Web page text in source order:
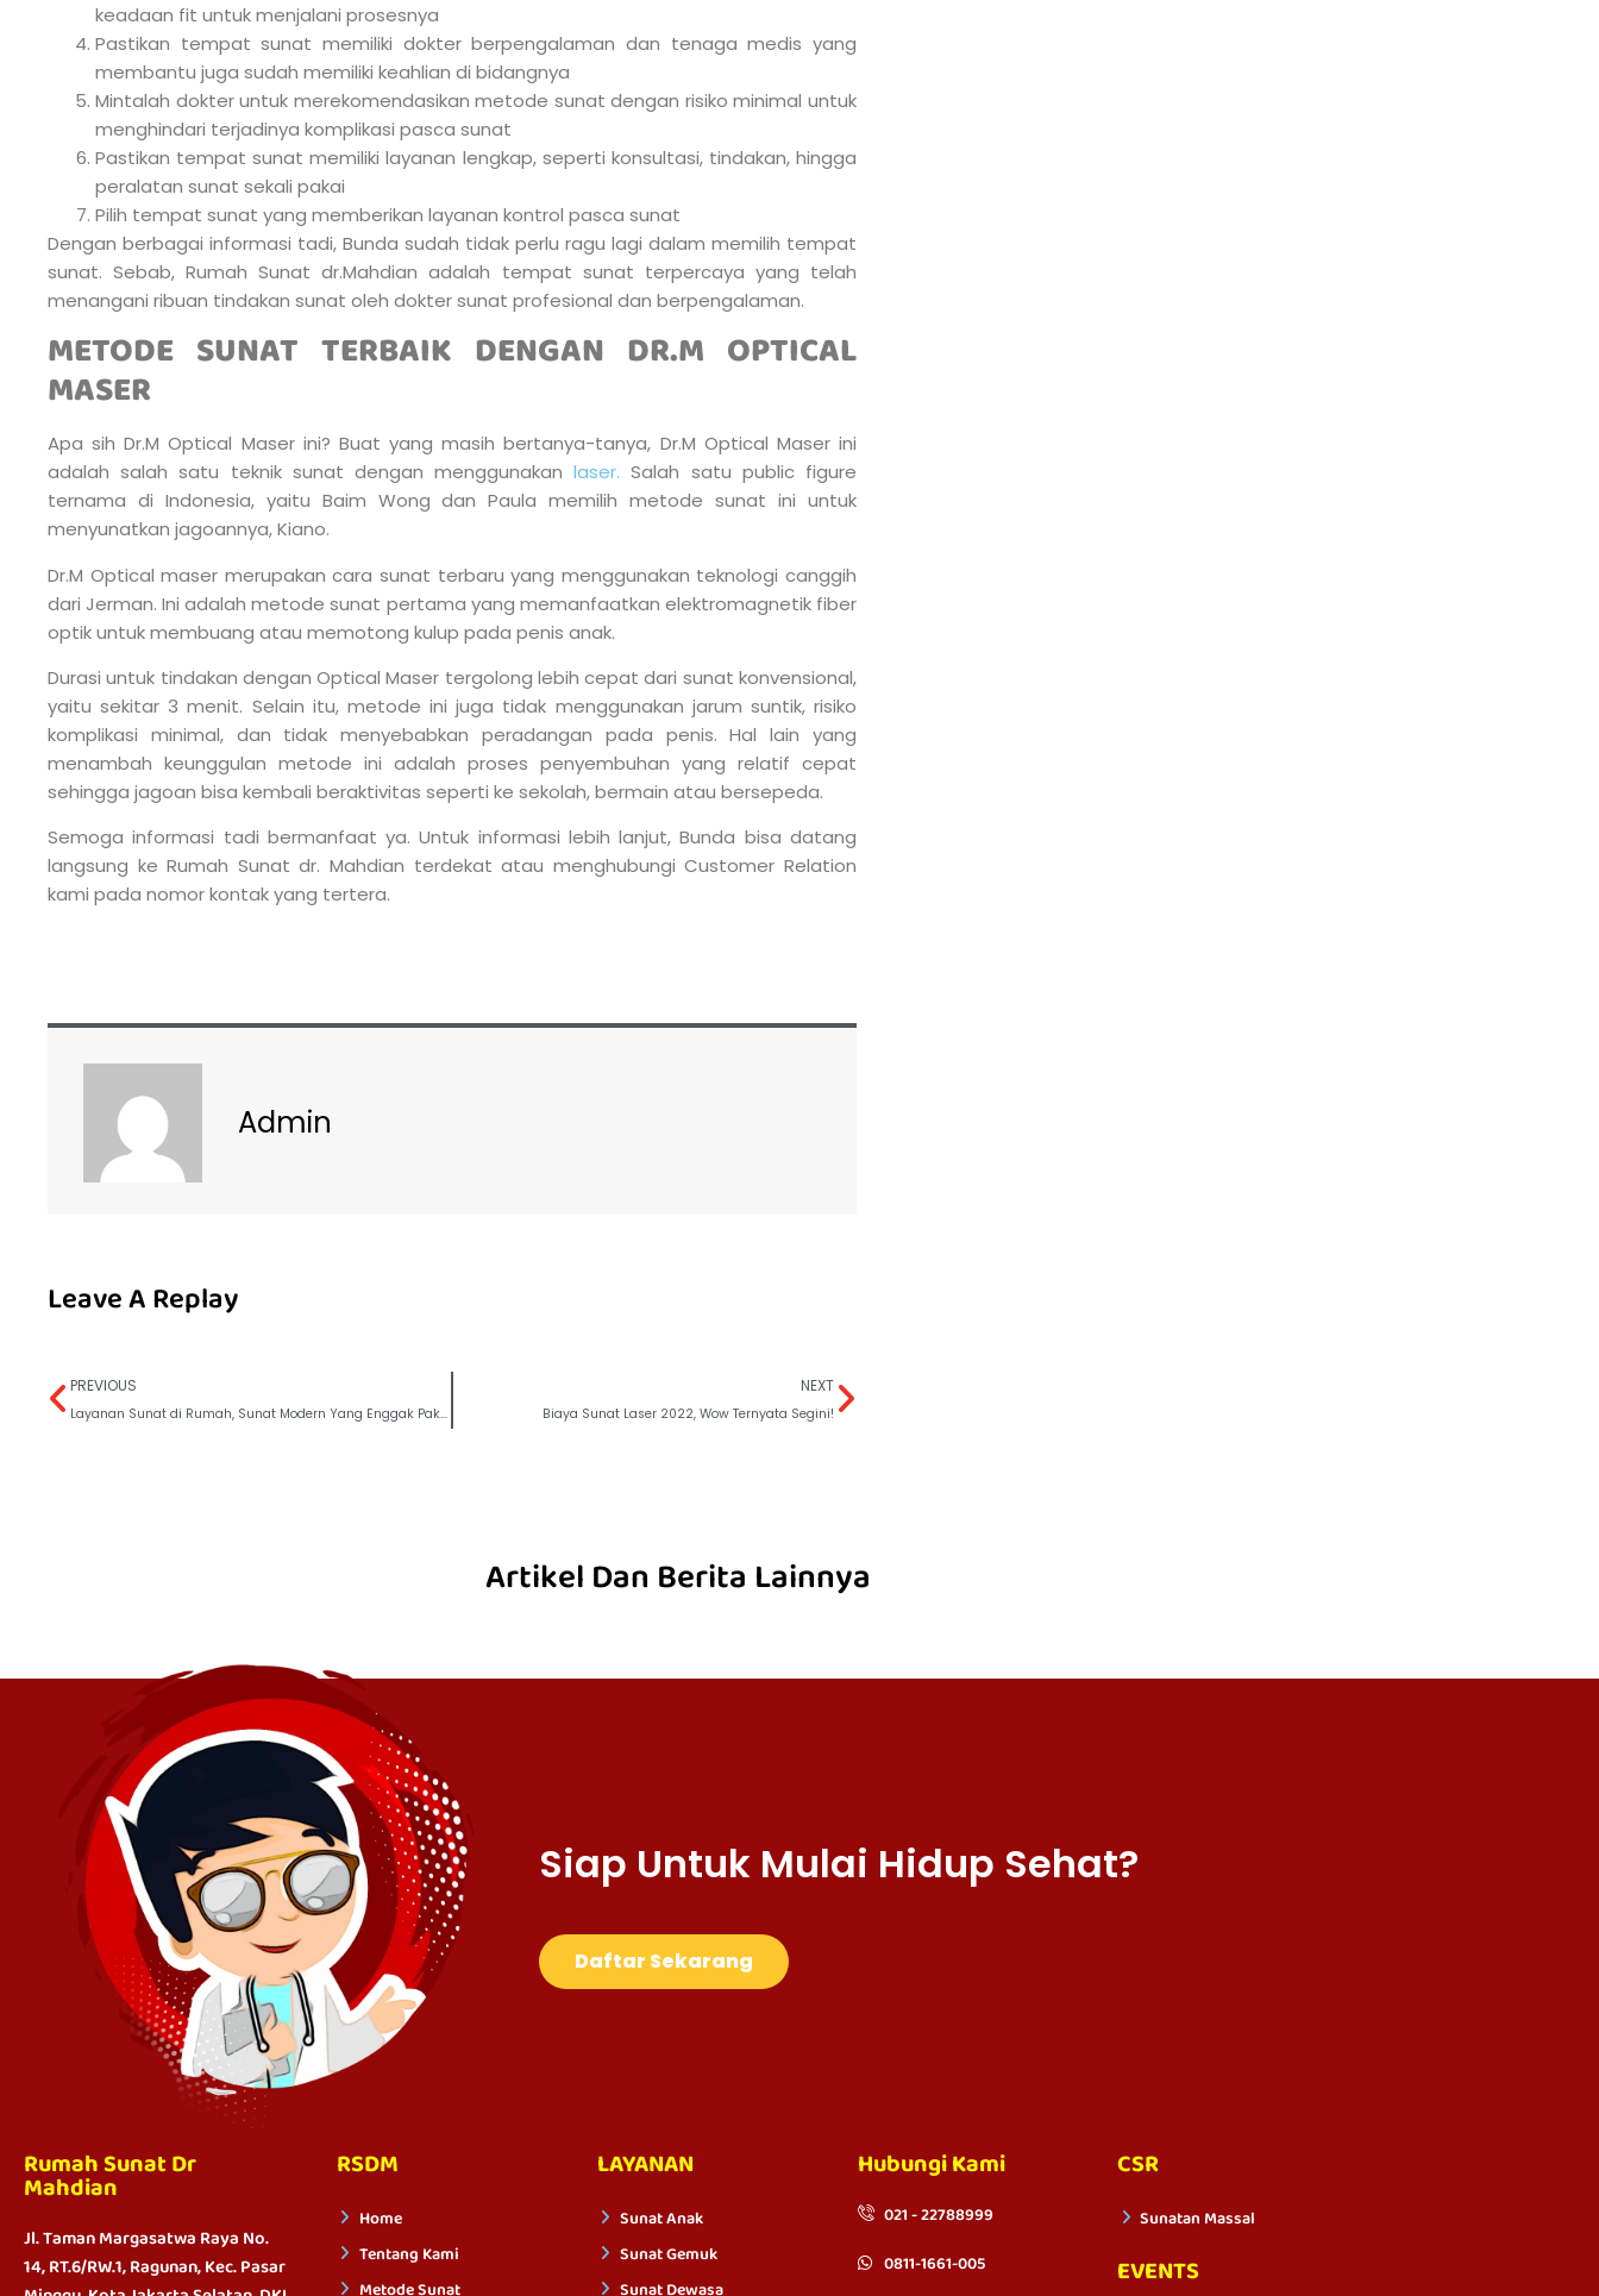
keadaan fit untuk menjalani prosesnya
Pastikan tempat sunat memiliki dokter berpengalaman dan tenaga medis yang
membantu juga sudah memiliki keahlian di bidangnya
Mintalah dokter untuk merekomendasikan metode sunat dengan risiko minimal untuk
menghindari terjadinya komplikasi pasca sunat
Pastikan tempat sunat memiliki layanan lengkap, seperti konsultasi, tindakan, hingga
peralatan sunat sekali pakai
Pilih tempat sunat yang memberikan layanan kontrol pasca sunat
Dengan berbagai informasi tadi, Bunda sudah tidak perlu ragu lagi dalam memilih tempat
sunat. Sebab, Rumah Sunat dr.Mahdian adalah tempat sunat terpercaya yang telah
menangani ribuan tindakan sunat oleh dokter sunat profesional dan berpengalaman.
METODE SUNAT TERBAIK DENGAN DR.M OPTICAL
MASER
Apa sih Dr.M Optical Maser ini? Buat yang masih bertanya-tanya, Dr.M Optical Maser ini
adalah salah satu teknik sunat dengan menggunakan laser. Salah satu public figure
ternama di Indonesia, yaitu Baim Wong dan Paula memilih metode sunat ini untuk
menyunatkan jagoannya, Kiano.
Dr.M Optical maser merupakan cara sunat terbaru yang menggunakan teknologi canggih
dari Jerman. Ini adalah metode sunat pertama yang memanfaatkan elektromagnetik fiber
optik untuk membuang atau memotong kulup pada penis anak.
Durasi untuk tindakan dengan Optical Maser tergolong lebih cepat dari sunat konvensional,
yaitu sekitar 3 menit. Selain itu, metode ini juga tidak menggunakan jarum suntik, risiko
komplikasi minimal, dan tidak menyebabkan peradangan pada penis. Hal lain yang
menambah keunggulan metode ini adalah proses penyembuhan yang relatif cepat
sehingga jagoan bisa kembali beraktivitas seperti ke sekolah, bermain atau bersepeda.
Semoga informasi tadi bermanfaat ya. Untuk informasi lebih lanjut, Bunda bisa datang
langsung ke Rumah Sunat dr. Mahdian terdekat atau menghubungi Customer Relation
kami pada nomor kontak yang tertera.
Admin
Leave A Replay
PREVIOUS
Layanan Sunat di Rumah, Sunat Modern Yang Enggak Pakai Antre
NEXT
Biaya Sunat Laser 2022, Wow Ternyata Segini!
Artikel Dan Berita Lainnya
Siap Untuk Mulai Hidup Sehat?
Daftar Sekarang
Rumah Sunat Dr
Mahdian
Jl. Taman Margasatwa Raya No.
14, RT.6/RW.1, Ragunan, Kec. Pasar
RSDM
Home
Tentang Kami
Metode Sunat
LAYANAN
Sunat Anak
Sunat Gemuk
Sunat Dewasa
Hubungi Kami
021 - 22788999
0811-1661-005
CSR
Sunatan Massal
EVENTS